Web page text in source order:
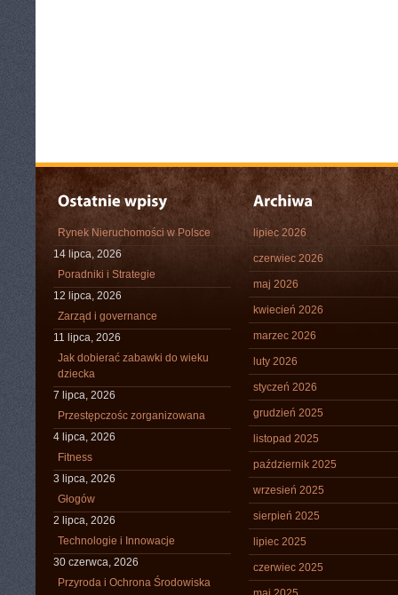
Rynek Nieruchomości w Polsce
14 lipca, 2026
Poradniki i Strategie
12 lipca, 2026
Zarząd i governance
11 lipca, 2026
Jak dobierać zabawki do wieku
dziecka
7 lipca, 2026
Przestępczośc zorganizowana
4 lipca, 2026
Fitness
3 lipca, 2026
Głogów
2 lipca, 2026
Technologie i Innowacje
30 czerwca, 2026
Przyroda i Ochrona Środowiska
lipiec 2026
czerwiec 2026
maj 2026
kwiecień 2026
marzec 2026
luty 2026
styczeń 2026
grudzień 2025
listopad 2025
październik 2025
wrzesień 2025
sierpień 2025
lipiec 2025
czerwiec 2025